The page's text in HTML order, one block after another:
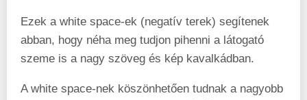
Ezek a white space-ek (negatív terek) segítenek
abban, hogy néha meg tudjon pihenni a látogató
szeme is a nagy szöveg és kép kavalkádban.
A white space-nek köszönhetően tudnak a nagyobb